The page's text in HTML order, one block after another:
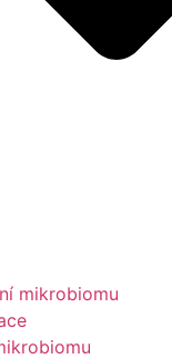
mikrobiomu